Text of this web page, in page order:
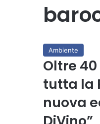
Ambiente
Oltre
tutta la
nuova